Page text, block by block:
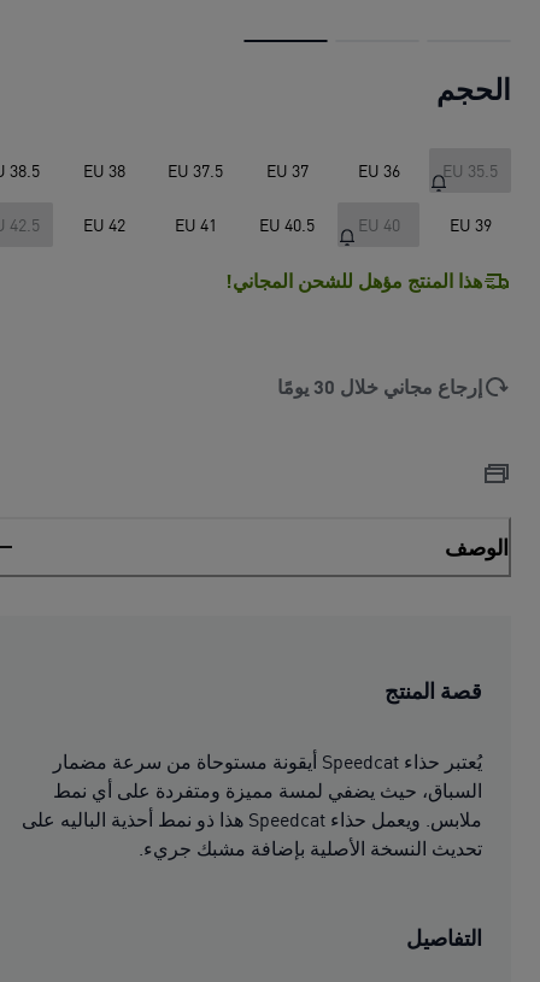
الحجم
EU 35.5
EU 36
EU 37
EU 37.5
EU 38
38.5
EU 39
EU 40
EU 40.5
EU 41
EU 42
42.5
هذا المنتج مؤهل للشحن المجاني!
إرجاع مجاني خلال 30 يومًا
الوصف
قصة المنتج
يُعتبر حذاء Speedcat أيقونة مستوحاة من سرعة مضمار
السباق، حيث يضفي لمسة مميزة ومتفردة على أي نمط
ملابس. ويعمل حذاء Speedcat هذا ذو نمط أحذية الباليه على
تحديث النسخة الأصلية بإضافة مشبك جريء.
التفاصيل